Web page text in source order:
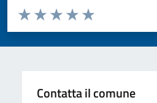
Valuta da 1 a 5 stelle la pagina
Valuta 5 stelle su
Valuta 4 stelle su 5
Valuta 3 stelle su 5
Valuta 2 stelle su 5
Valuta 1 stelle su 5
Contatta il comune